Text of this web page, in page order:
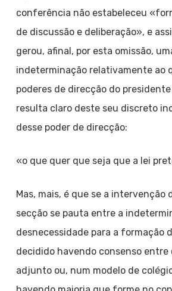
conferência não estabeleceu
de discussão e deliberação», e
gerou, afinal, por esta omissão,
indeterminação relativamente ao
poderes de direcção do
resulta claro deste seu discreto
desse poder de direcção:
«o que quer que seja que a lei
Mas, mais, é que se a intervenção
secção se pauta entre a
desnecessidade para a formação
decidido havendo consenso entre
adjunto ou, num modelo de